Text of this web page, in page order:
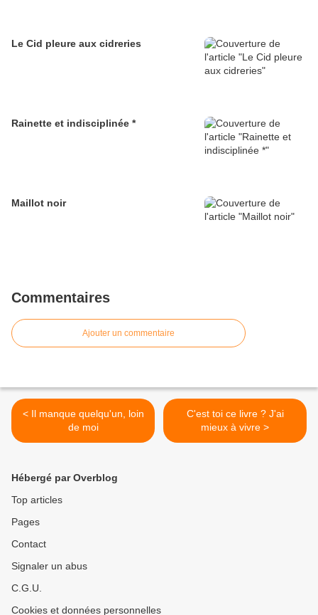
Le Cid pleure aux cidreries
Rainette et indisciplinée *
Maillot noir
Commentaires
Ajouter un commentaire
< Il manque quelqu'un, loin
de moi
C'est toi ce livre ? J'ai
mieux à vivre >
Hébergé par Overblog
Top articles
Pages
Contact
Signaler un abus
C.G.U.
Cookies et données personnelles